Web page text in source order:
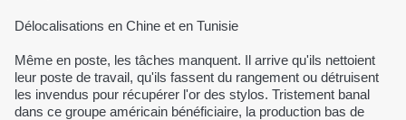
Délocalisations en Chine et en Tunisie
Même en poste, les tâches manquent. Il arrive qu'ils nettoient
leur poste de travail, qu'ils fassent du rangement ou détruisent
les invendus pour récupérer l'or des stylos. Tristement banal
dans ce groupe américain bénéficiaire, la production bas de